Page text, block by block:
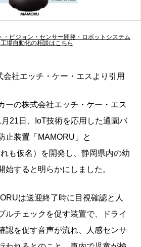
・ビジョン・センサー開発・ロボットシステム
場自動化の相談はこちら
会社エッチ・ケー・エスより引用
ーの株式会社エッチ・ケー・エス
月21日、IoT技術を応用した通園バ
止装置「MAMORU」と
も仮名）を開発し、静岡県内の幼
始すると明らかにしました。
は送迎終了時に目視確認と人
ルチェックを促す装置で、ドライ
認を促す音声が流れ、人感センサ